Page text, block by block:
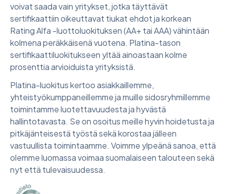
voivat saada vain yritykset, jotka täyttävät
sertifikaattiin oikeuttavat tiukat ehdot ja korkean
Rating Alfa -luottoluokituksen (AA+ tai AAA) vähintään
kolmena peräkkäisenä vuotena. Platina-tason
sertifikaattiluokitukseen yltää ainoastaan kolme
prosenttia arvioiduista yrityksistä.
Platina-luokitus kertoo asiakkaillemme,
yhteistyökumppaneillemme ja muille sidosryhmillemme
toimintamme luotettavuudesta ja hyvästä
hallintotavasta. Se on osoitus meille hyvin hoidetusta ja
pitkäjänteisestä työstä sekä korostaa jälleen
vastuullista toimintaamme. Voimme ylpeänä sanoa, että
olemme luomassa voimaa suomalaiseen talouteen sekä
nyt että tulevaisuudessa.